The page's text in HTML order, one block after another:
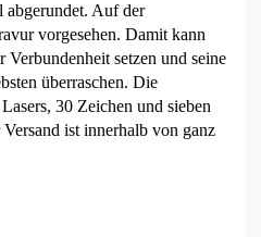
abgerundet. Auf der
vorgesehen. Damit kann
Verbundenheit setzen und seine
überraschen. Die
30 Zeichen und sieben
ist innerhalb von ganz